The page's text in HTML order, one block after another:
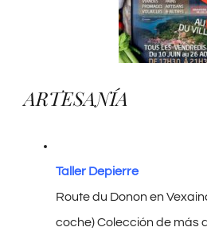
ARTESANÍA
Taller Depierre
Route du Donon en
coche) Colección de más